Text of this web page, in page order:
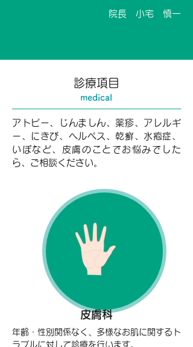
院長 小宅 慎一
診療項目
medical
アトピー、じんましん、薬疹、アレルギ
ー、にきび、ヘルペス、乾癬、水疱症、
いぼなど、皮膚のことでお悩みでした
ら、ご相談ください。
皮膚科
年齢・性別関係なく、多様なお肌に関するト
ラブルに対して診療を行います。